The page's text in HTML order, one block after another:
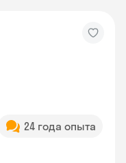
24 года опыта